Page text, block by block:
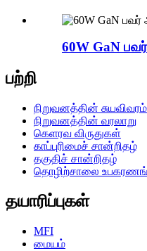
60W GaN
பற்றி
நிறுவனத்தின் சுயவிவரம்
நிறுவனத்தின் வரலாறு
கெளரவ விருதுகள்
காப்புரிமைச் சான்றிதழ்
தகுதிச் சான்றிதழ்
தொழிற்சாலை
தயாரிப்புகள்
MFI
மையம்